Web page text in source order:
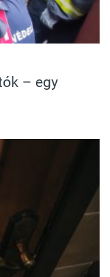
– egy